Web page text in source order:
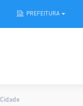
PREFEITURA
Cidade